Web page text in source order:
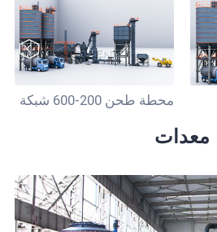
محطة طحن 200-600 شبكة
معدات